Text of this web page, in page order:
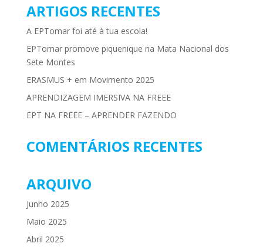
ARTIGOS RECENTES
A EPTomar foi até à tua escola!
EPTomar promove piquenique na Mata Nacional dos
Sete Montes
ERASMUS + em Movimento 2025
APRENDIZAGEM IMERSIVA NA FREEE
EPT NA FREEE – APRENDER FAZENDO
COMENTÁRIOS RECENTES
ARQUIVO
Junho 2025
Maio 2025
Abril 2025